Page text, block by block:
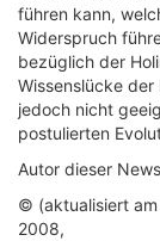
führen kann,
Widerspruch
bezüglich der
Wissenslücke der
jedoch nicht
postulierten
Autor dieser
© (aktualisiert am
2008,